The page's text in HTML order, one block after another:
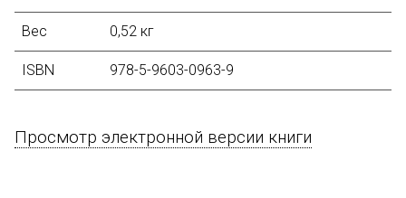
Вес 0,52 кг
ISBN 978-5-9603-0963-9
Просмотр электронной версии книги